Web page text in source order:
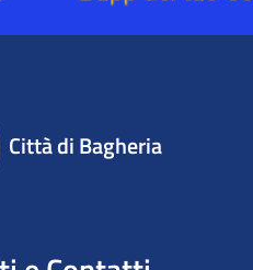
Città di Bagheria